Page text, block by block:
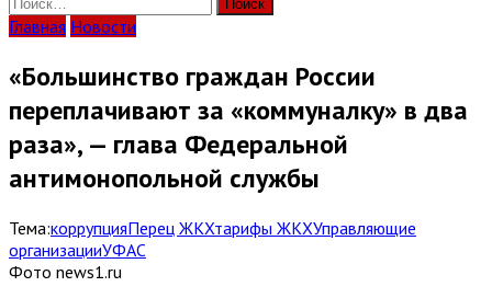
Главная Новости
«Большинство граждан России
переплачивают за «коммуналку» в два
раза», — глава Федеральной
антимонопольной службы
Тема:коррупцияПерец ЖКХтарифы ЖКХУправляющие
организацииУФАС
Фото news1.ru